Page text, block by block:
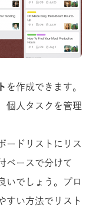
を作成できます。
個人タスクを管理
ードリストにリス
ベースで分けて
いでしょう。プロ
すい方法でリスト